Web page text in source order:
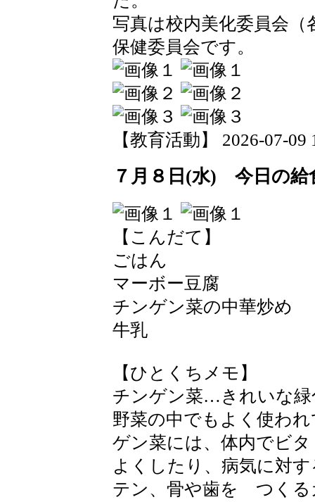
写真は校内美化委員会
保健委員会です。
【教育活動】 2026-07-09
７月８日(水) 今日の給
【こんだて】
ごはん
マーボー豆腐
チンゲン菜の中華炒め
牛乳
【ひとくちメモ】
チンゲン菜…きれいな緑
野菜の中でもよく使わ
ゲン菜には、体内でビ
よくしたり、病気に対
テン、骨や歯を つくる